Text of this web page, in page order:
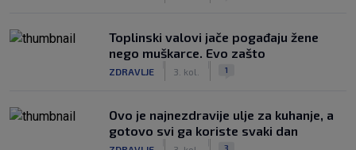
Toplinski valovi jače pogađaju žene
nego muškarce. Evo zašto
ZDRAVLJE 3. kol. 1
Ovo je najnezdravije ulje za kuhanje, a
gotovo svi ga koriste svaki dan
3